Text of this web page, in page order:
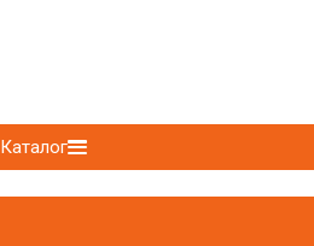
Каталог